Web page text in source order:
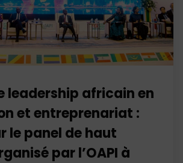
leadership africain en
et entreprenariat :
le panel de haut
par l’OAPI à